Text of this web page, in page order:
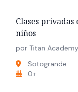
Clases
niños
por Titan Academy
Sotogrande
0+